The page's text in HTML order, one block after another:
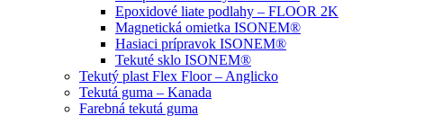
Epoxidové liate podlahy – FLOOR 2K
Magnetická omietka ISONEM®
Hasiaci prípravok ISONEM®
Tekuté sklo ISONEM®
Tekutý plast Flex Floor – Anglicko
Tekutá guma – Kanada
Farebná tekutá guma